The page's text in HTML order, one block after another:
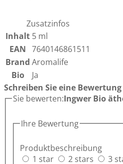
Zusatzinfos
Inhalt 5 ml
EAN 7640146861511
Brand Aromalife
Bio
Ja
Schreiben Sie eine Bewertung
Sie bewerten:Ingwer Bio
Ihre Bewertung
Produktbeschreibung
1 star
2 stars 3